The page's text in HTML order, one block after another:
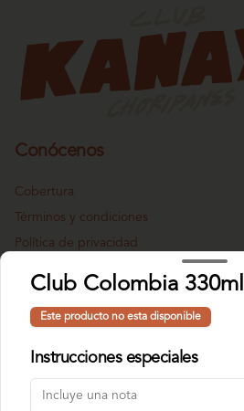
Conócenos
Cobertura
Términos y condiciones
Política de privacidad
Redes sociales
Instagram
Club Colombia 330ml
Este producto no esta disponible
Instrucciones especiales